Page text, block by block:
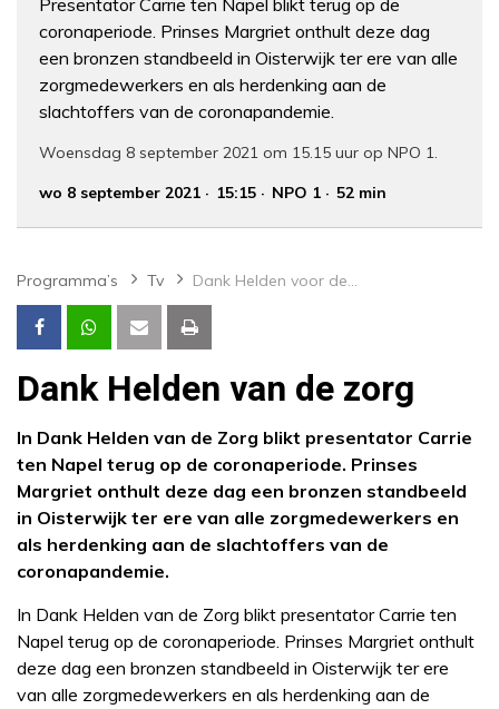
Presentator Carrie ten Napel blikt terug op de
coronaperiode. Prinses Margriet onthult deze dag
een bronzen standbeeld in Oisterwijk ter ere van alle
zorgmedewerkers en als herdenking aan de
slachtoffers van de coronapandemie.
Woensdag 8 september 2021 om 15.15 uur op NPO 1.
wo 8 september 2021
15:15 NPO 1 52 min
Programma’s Tv Dank Helden voor de zorg
Dank Helden van de zorg
In Dank Helden van de Zorg blikt presentator Carrie
ten Napel terug op de coronaperiode. Prinses
Margriet onthult deze dag een bronzen standbeeld
in Oisterwijk ter ere van alle zorgmedewerkers en
als herdenking aan de slachtoffers van de
coronapandemie.
In Dank Helden van de Zorg blikt presentator Carrie ten
Napel terug op de coronaperiode. Prinses Margriet onthult
deze dag een bronzen standbeeld in Oisterwijk ter ere
van alle zorgmedewerkers en als herdenking aan de